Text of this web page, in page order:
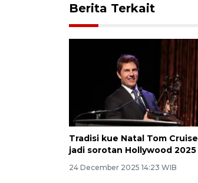
Berita Terkait
Tradisi kue Natal Tom Cruise
jadi sorotan Hollywood 2025
24 December 2025 14:23 WIB